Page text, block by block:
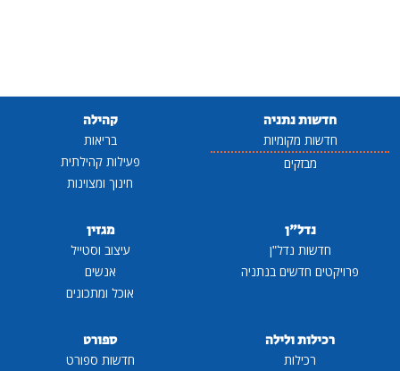
חדשות נתניה
חדשות מקומיות
מבזקים
קהילה
בריאות
פעילות קהילתית
חינוך ומצוינות
נדל"ן
חדשות נדל"ן
פרויקטים חדשים בנתניה
מגזין
עיצוב וסטייל
אנשים
אוכל ומתכונים
רכילות ולילה
רכילות
ספורט
חדשות ספורט